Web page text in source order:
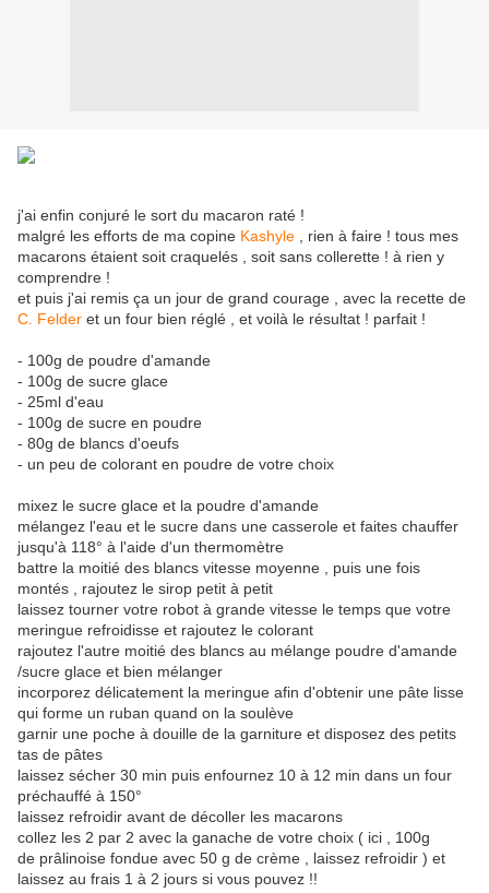
j'ai enfin conjuré le sort du macaron raté !
malgré les efforts de ma copine Kashyle , rien à faire ! tous mes
macarons étaient soit craquelés , soit sans collerette ! à rien y
comprendre !
et puis j'ai remis ça un jour de grand courage , avec la recette de
C. Felder et un four bien réglé , et voilà le résultat ! parfait !
- 100g de poudre d'amande
- 100g de sucre glace
- 25ml d'eau
- 100g de sucre en poudre
- 80g de blancs d'oeufs
- un peu de colorant en poudre de votre choix
mixez le sucre glace et la poudre d'amande
mélangez l'eau et le sucre dans une casserole et faites chauffer
jusqu'à 118° à l'aide d'un thermomètre
battre la moitié des blancs vitesse moyenne , puis une fois
montés , rajoutez le sirop petit à petit
laissez tourner votre robot à grande vitesse le temps que votre
meringue refroidisse et rajoutez le colorant
rajoutez l'autre moitié des blancs au mélange poudre d'amande
/sucre glace et bien mélanger
incorporez délicatement la meringue afin d'obtenir une pâte lisse
qui forme un ruban quand on la soulève
garnir une poche à douille de la garniture et disposez des petits
tas de pâtes
laissez sécher 30 min puis enfournez 10 à 12 min dans un four
préchauffé à 150°
laissez refroidir avant de décoller les macarons
collez les 2 par 2 avec la ganache de votre choix ( ici , 100g
de prâlinoise fondue avec 50 g de crème , laissez refroidir ) et
laissez au frais 1 à 2 jours si vous pouvez !!